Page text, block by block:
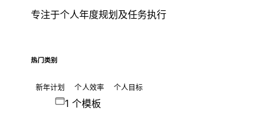
专注于个人年度规划及任务执行
热门类别
新年计划 个人效率 个人目标
1 个模板